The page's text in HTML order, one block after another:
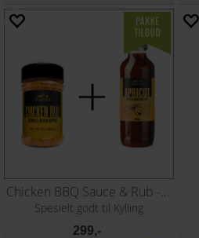
Chicken BBQ Sauce & Rub - Traeger
Spesielt godt til Kylling
299,-